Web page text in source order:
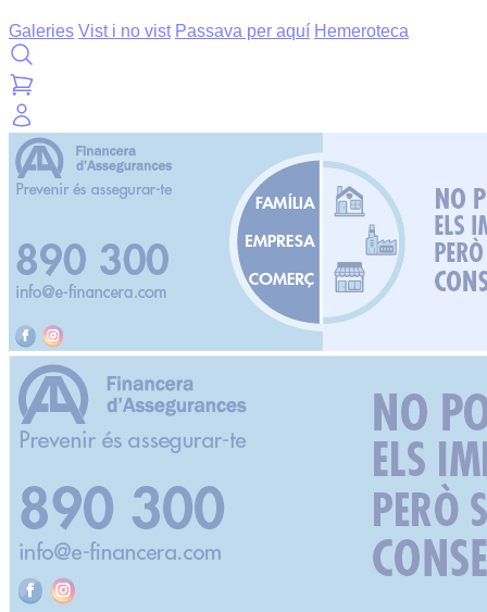
Galeries Vist i no vist Passava per aquí Hemeroteca